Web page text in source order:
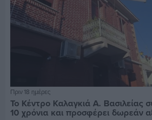
Πριν 18 ημέρες
Το Κέντρο Καλαγκιά Α. Βασιλείας
10 χρόνια και προσφέρει δωρεάν